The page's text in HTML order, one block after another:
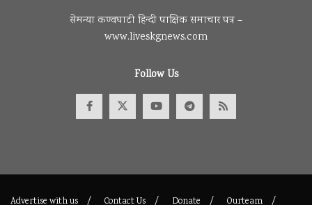
सेमन्या कण्वघाटी हिन्दी पाक्षिक समाचार पत्र –
www.liveskgnews.com
Follow Us
Advertise with us Contact Us Donate Ourteam